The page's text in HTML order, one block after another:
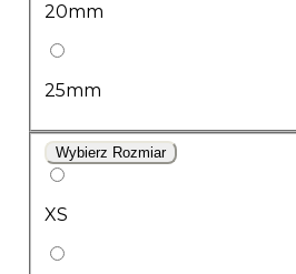
20mm
25mm
Wybierz Rozmiar
XS